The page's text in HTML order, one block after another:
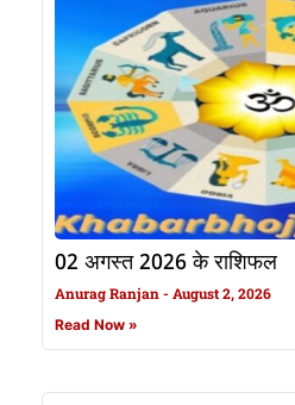
02 अगस्त 2026 के राशिफल
Anurag Ranjan August 2, 2026
Read Now »